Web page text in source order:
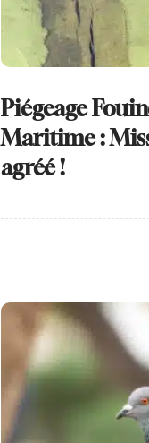
Piégeage
Maritime :
agréé !